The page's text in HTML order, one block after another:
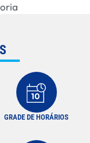
GRADE DE HORÁRIOS